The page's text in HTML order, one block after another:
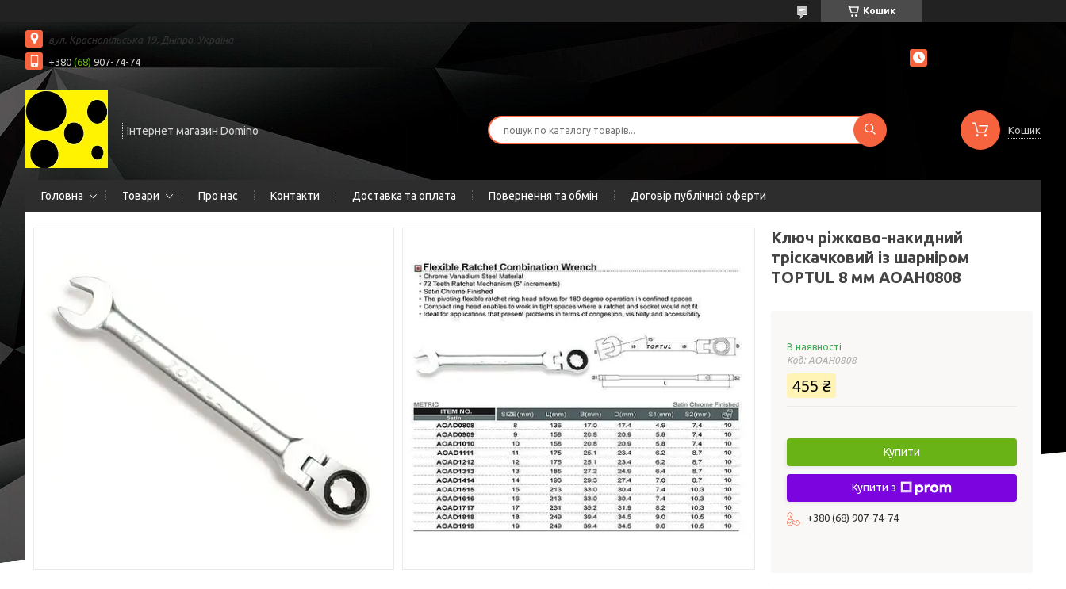
Кошик
вул. Краснопільська 19, Дніпро, Україна
+380 (68) 907-74-74
Інтернет магазин Domino Кошик
Головна Товари Про нас Контакти Доставка та оплата Повернення та обмін Договір публічної оферти
Ключ ріжково-накидний
тріскачковий із шарніром
TOPTUL 8 мм AOAH0808
В наявності
Код: AOAH0808
455 ₴
Купити
Купити з
+380 (68) 907-74-74